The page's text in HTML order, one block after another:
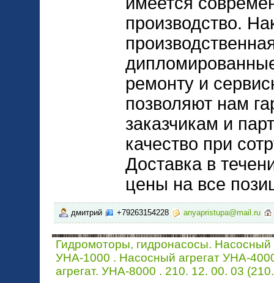
производство.
ремонту и
позволяют нам
заказчикам и
качество при
Доставка в
цены на все
дмитрий +79263154228 anyapristupa@mail.ru
Гидромоторы, гидронасосы. Насосный
УНА-1000 . Насосный агрегат УНА-
агрегат. УНА-8000 . 210. 12. 00. 03